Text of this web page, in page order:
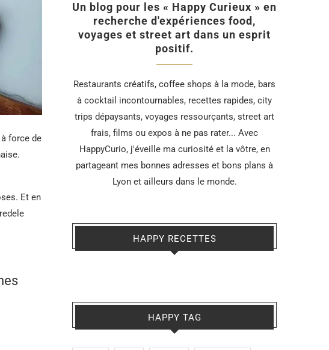
force de
Et en
Un blog pour les « Happy Curieux » en
recherche d'expériences food,
voyages et street art dans un esprit
positif.
Restaurants créatifs, coffee shops à la mode, bars
à cocktail incontournables, recettes rapides, city
trips dépaysants, voyages ressourçants, street art
frais, films ou expos à ne pas rater... Avec
HappyCurio, j'éveille ma curiosité et la vôtre, en
partageant mes bonnes adresses et bons plans à
Lyon et ailleurs dans le monde.
HAPPY RECETTES
HAPPY TAG